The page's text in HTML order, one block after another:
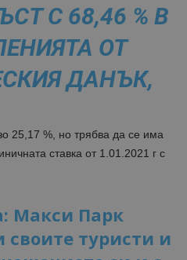
С 68,46 % В
ОТ
ДАНЪК,
25,17 %, но трябва да се има
ставка от 1.01.2021 г с
Макси Парк
своите туристи и